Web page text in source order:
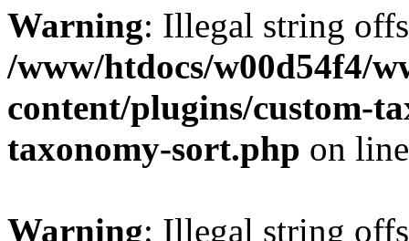
Warning: Illegal string
/www/htdocs/w00d54f4/
content/plugins/custom-
taxonomy-sort.php on
Warning: Illegal string